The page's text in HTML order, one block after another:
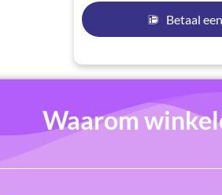
Betaal
Waarom